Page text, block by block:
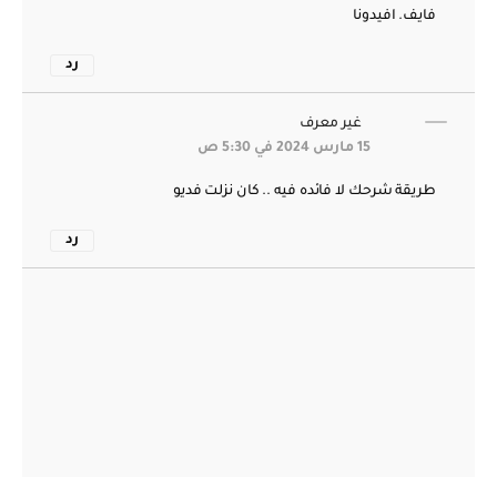
فايف. افيدونا
رد
غير معرف
15 مارس 2024 في 5:30 ص
طريقة شرحك لا فائده فيه .. كان نزلت فديو
رد